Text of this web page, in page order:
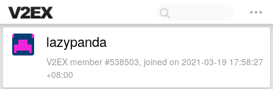
lazypanda
V2EX member #538503, joined on 2021-03-19 17:58:27
+08:00